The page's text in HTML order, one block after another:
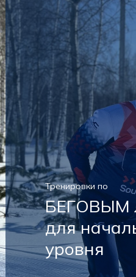
для
уровня
Тренировки по